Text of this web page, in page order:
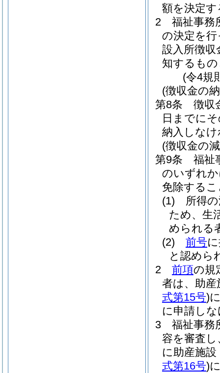
額を決定
2
福祉事務
の決定を
設入所徴収
知するも
(令4規
(徴収金の
第8条
徴収
日までに
納入しな
(徴収金の
第9条
福祉
のいずれ
免除する
(1)
所得
ため、生
められる
(2)
前号
と認めら
2
前項の規
者は、助産
式第15号)
に申請し
3
福祉事務
容を審査
に助産施
式第16号)